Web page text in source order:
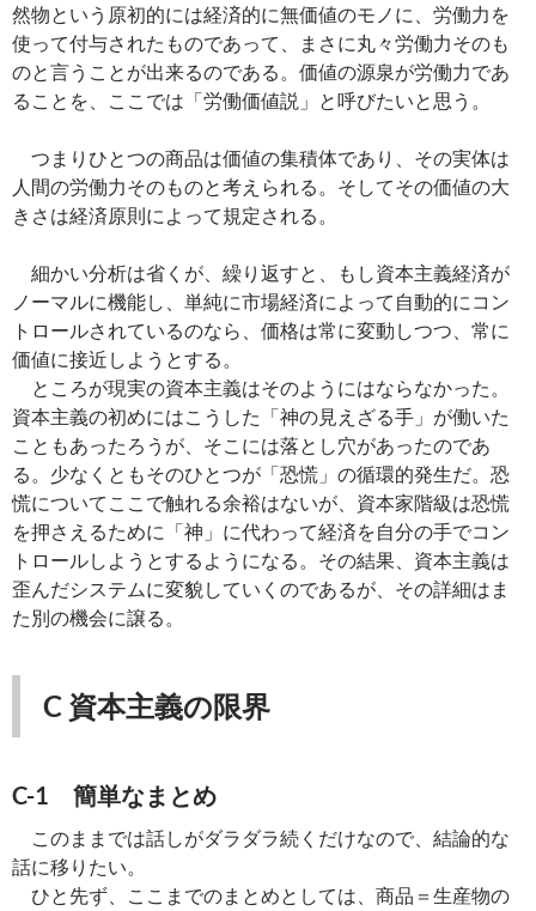
然物という原初的には経済的に無価値のモノに、労働力を
使って付与されたものであって、まさに丸々労働力そのも
のと言うことが出来るのである。価値の源泉が労働力であ
ることを、ここでは「労働価値説」と呼びたいと思う。
つまりひとつの商品は価値の集積体であり、その実体は
人間の労働力そのものと考えられる。そしてその価値の大
きさは経済原則によって規定される。
細かい分析は省くが、繰り返すと、もし資本主義経済が
ノーマルに機能し、単純に市場経済によって自動的にコン
トロールされているのなら、価格は常に変動しつつ、常に
価値に接近しようとする。
ところが現実の資本主義はそのようにはならなかった。
資本主義の初めにはこうした「神の見えざる手」が働いた
こともあったろうが、そこには落とし穴があったのであ
る。少なくともそのひとつが「恐慌」の循環的発生だ。恐
慌についてここで触れる余裕はないが、資本家階級は恐慌
を押さえるために「神」に代わって経済を自分の手でコン
トロールしようとするようになる。その結果、資本主義は
歪んだシステムに変貌していくのであるが、その詳細はま
た別の機会に譲る。
C 資本主義の限界
C-1 簡単なまとめ
このままでは話しがダラダラ続くだけなので、結論的な
話に移りたい。
ひと先ず、ここまでのまとめとしては、商品＝生産物の